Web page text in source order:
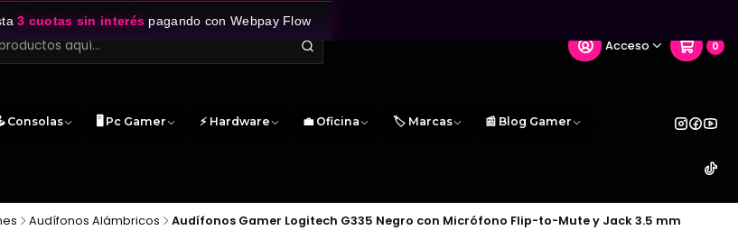
Acceso 0
Consolas 🖥️ Pc Gamer ⚡ Hardware 💼 Oficina 🏷️ Marcas 📰 Blog Gamer
3 cuotas sin interés pagando con Webpay Flow
Audífonos Alámbricos Audífonos Gamer Logitech G335 Negro con Micrófono Flip-to-Mute y Jack 3.5 mm